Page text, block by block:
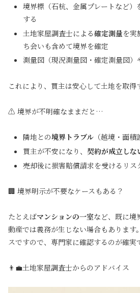
境界標（石杭、金属プレートなど）
する
土地家屋調査士による確定測量を実
ち会いも含めて境界を確定
測量図（現況測量図・確定測量図）
これにより、買主は安心して土地を取得
⚠ 境界が不明確なままだと…
隣地との境界トラブル（越境・面積
買主が不安になり、 契約が成立しな
売却後に損害賠償請求を受けるリ
🏢 境界明示が不要なケースもある？
たとえばマンションの一室など、既に境
動産では義務が生じない場合もあります
スですので、専門家に確認するのが確実
👨‍💼土地家屋調査士からのアドバイス